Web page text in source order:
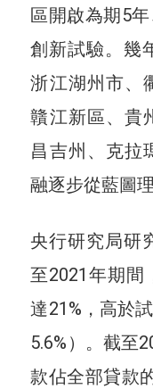
區開啟為期5
創新試驗。幾
浙江湖州市、
贛江新區、貴
昌吉州、克拉
融逐步從藍圖
央行研究局研
至2021年期間
達21%，高於
5.6%）。截至
款佔全部貸款